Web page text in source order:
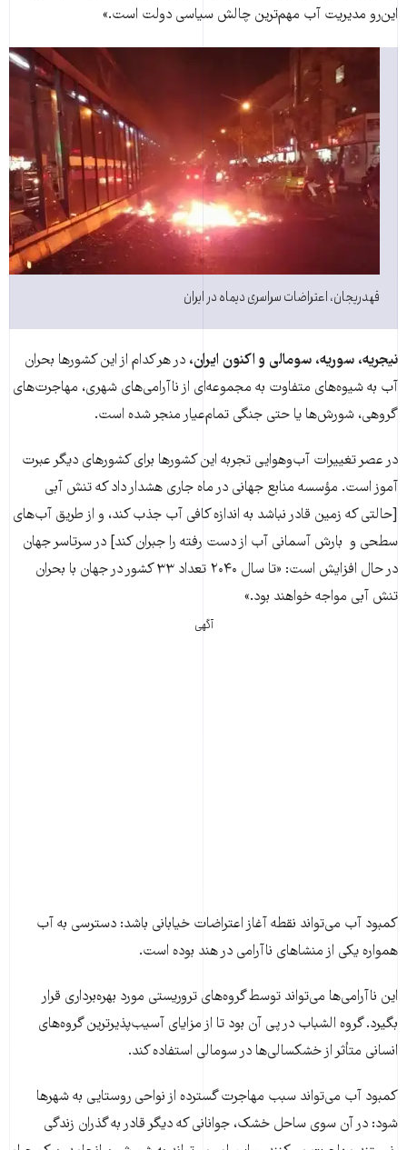
این‌رو مدیریت آب مهم‌ترین چالش سیاسی دولت است.»
قهدریجان، اعتراضات سراسری دیماه در ایران
نیجریه، سوریه،‌ سومالی و اکنون ایران، در هر کدام از این کشورها بحران
آب به شیوه‌های متفاوت به مجموعه‌ای از ناآرامی‌های شهری، مهاجرت‌های
گروهی، شورش‌ها یا حتی جنگی تمام‌عیار منجر شده است.
در عصر تغییرات آب‌و‌هوایی تجربه این کشورها برای کشورهای دیگر عبرت
آموز است. مؤسسه منابع جهانی در ماه جاری هشدار داد که تنش آبی
[حالتی که زمین قادر نباشد به اندازه کافی آب جذب کند، و از طریق آب‌های
سطحی و بارش آسمانی آب از دست رفته را جبران کند] در سرتاسر جهان
در حال افزایش است: «تا سال ۲۰۴۰ تعداد ۳۳ کشور در جهان با بحران
تنش آبی مواجه خواهند بود.»
آگهی
کمبود آب می‌تواند نقطه آغاز اعتراضات خیابانی باشد: دسترسی به آب
همواره یکی از منشا‌های ناآرامی در هند بوده است.
این ناآرامی‌ها می‌تواند توسط گروه‌های تروریستی مورد بهره‌برداری قرار
بگیرد. گروه الشباب در پی آن بود تا از مزایای آسیب‌پذیرترین گروه‌های
انسانی متأثر از خشکسالی‌ها در سومالی استفاده کند.
کمبود آب می‌تواند سبب مهاجرت گسترده از نواحی روستایی به شهر‌ها
شود: در آن سوی ساحل خشک، جوانانی که دیگر قادر به گذران زندگی